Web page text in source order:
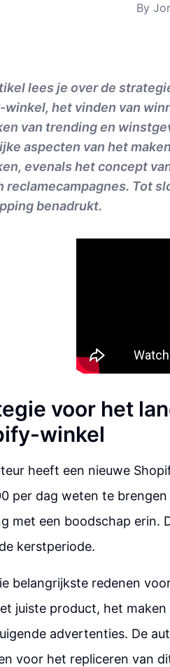
By
lees je over de
het vinden van
van trending en
aspecten van het
evenals het concept
reclamecampagnes. Tot
benadrukt.
voor het
winkel
heeft een nieuwe
per dag weten te
met een boodschap erin.
kerstperiode.
belangrijkste redenen
juiste product, het
advertenties. De
voor het repliceren van